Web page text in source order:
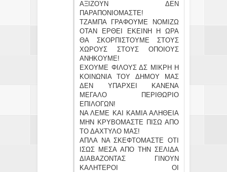
ΑΞΙΖΟΥΝ ΔΕΝ
ΠΑΡΑΠΟΝΙΟΜΑΣΤΕ!
ΤΖΑΜΠΑ ΓΡΑΦΟΥΜΕ ΝΟΜΙΖΩ
ΟΤΑΝ ΕΡΘΕΙ ΕΚΕΙΝΗ Η ΩΡΑ
ΘΑ ΣΚΟΡΠΙΣΤΟΥΜΕ ΣΤΟΥΣ
ΧΩΡΟΥΣ ΣΤΟΥΣ ΟΠΟΙΟΥΣ
ΑΝΗΚΟΥΜΕ!
ΕΧΟΥΜΕ ΦΙΛΟΥΣ ΔΣ ΜΙΚΡΗ Η
ΚΟΙΝΩΝΙΑ ΤΟΥ ΔΗΜΟΥ ΜΑΣ
ΔΕΝ ΥΠΑΡΧΕΙ ΚΑΝΕΝΑ
ΜΕΓΑΛΟ ΠΕΡΙΘΩΡΙΟ
ΕΠΙΛΟΓΩΝ!
ΝΑ ΛΕΜΕ ΚΑΙ ΚΑΜΙΑ ΑΛΗΘΕΙΑ
ΜΗΝ ΚΡΥΒΟΜΑΣΤΕ ΠΙΣΩ ΑΠΟ
ΤΟ ΔΑΧΤΥΛΟ ΜΑΣ!
ΑΠΛΑ ΝΑ ΣΚΕΦΤΟΜΑΣΤΕ ΟΤΙ
ΙΣΩΣ ΜΕΣΑ ΑΠΟ ΤΗΝ ΣΕΛΙΔΑ
ΔΙΑΒΑΖΟΝΤΑΣ ΓΙΝΟΥΝ
ΚΑΛΗΤΕΡΟΙ ΟΙ